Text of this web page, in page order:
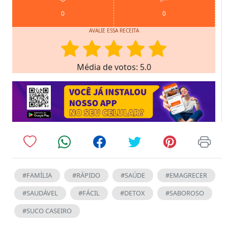
0 0
AVALIE ESSA RECEITA
Média de votos: 5.0
#FAMÍLIA #RÁPIDO #SAÚDE
#EMAGRECER
#SAUDÁVEL
#FÁCIL #DETOX
#SABOROSO
#SUCO CASEIRO